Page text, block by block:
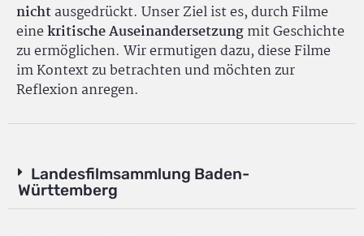
nichtausgedrückt. Unser Ziel ist es, durch Filme
einekritische Auseinandersetzungmit Geschichte
zu ermöglichen. Wir ermutigen dazu, diese Filme
im Kontext zu betrachten und möchten zur
Reflexion anregen.
Landesfilmsammlung Baden-
Württemberg